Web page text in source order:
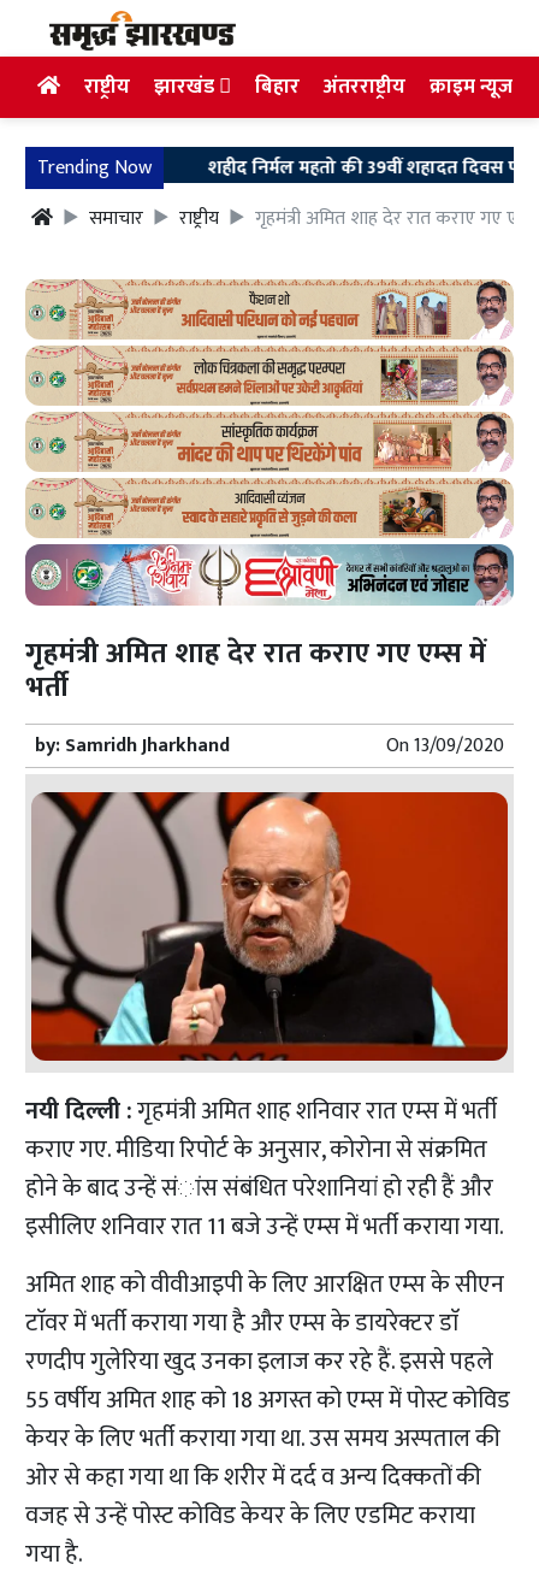
राष्ट्रीय झारखंड बिहार अंतरराष्ट्रीय क्राइम न्यूज
Trending Nowशहीद निर्मल महतो की 39वीं शहादत दिवस पर
समाचार
राष्ट्रीय गृहमंत्री अमित शाह देर रात कराए गए एम्स
गृहमंत्री अमित शाह देर रात कराए गए एम्स में
भर्ती
by:Samridh Jharkhand On13/09/2020
नयी दिल्ली :गृहमंत्री अमित शाह शनिवार रात एम्स में भर्ती
कराए गए. मीडिया रिपोर्ट के अनुसार, कोरोना से संक्रमित
होने के बाद उन्हें संांस संबंधित परेशानियां हो रही हैं और
इसीलिए शनिवार रात 11 बजे उन्हें एम्स में भर्ती कराया गया.
अमित शाह को वीवीआइपी के लिए आरक्षित एम्स के सीएन
टाॅवर में भर्ती कराया गया है और एम्स के डायरेक्टर डाॅ
रणदीप गुलेरिया खुद उनका इलाज कर रहे हैं. इससे पहले
55 वर्षीय अमित शाह को 18 अगस्त को एम्स में पोस्ट कोविड
केयर के लिए भर्ती कराया गया था. उस समय अस्पताल की
ओर से कहा गया था कि शरीर में दर्द व अन्य दिक्कतों की
वजह से उन्हें पोस्ट कोविड केयर के लिए एडमिट कराया
गया है.